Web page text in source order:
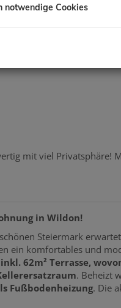
in Wildon!
Steiermark
ein komfortables und
62m² Terrasse,
. Beheizt
Fußbodenheizung. Die
notwendige Cookies